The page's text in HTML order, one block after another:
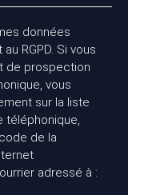
données
RGPD. Si vous
de prospection
vous
sur la liste
téléphonique,
de la
adressé à :